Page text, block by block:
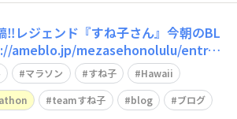
‼️レジェンド『すね子さん』今朝のBL
ameblo.jp/mezasehonolulu/entry-
マラソン すね子
Hawaii
teamすね子 blog ブログ